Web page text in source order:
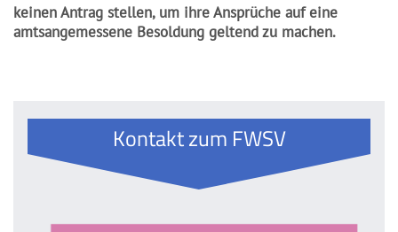
keinen Antrag stellen, um ihre Ansprüche auf eine
amtsangemessene Besoldung geltend zu machen.
Kontakt zum FWSV